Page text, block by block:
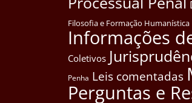
Filosofia e Formação Humanística
Informações
Coletivos
Penha Leis comentadas
Perguntas e